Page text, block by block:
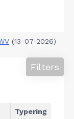
(13-07-2026)
Filters